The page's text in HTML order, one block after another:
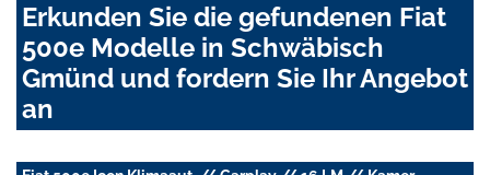
Erkunden Sie die gefundenen Fiat
500e Modelle in Schwäbisch
Gmünd und fordern Sie Ihr Angebot
an